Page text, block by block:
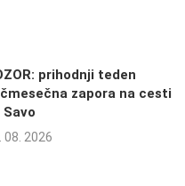
prihodnji teden
zapora na cesti
Savo
08. 2026